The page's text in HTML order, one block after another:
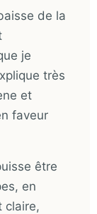
de la
je
très
et
faveur
être
en
claire,